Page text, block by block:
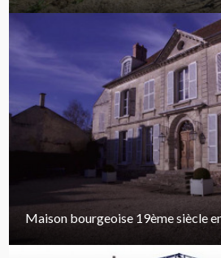
Maison bourgeoise 19ème siècle